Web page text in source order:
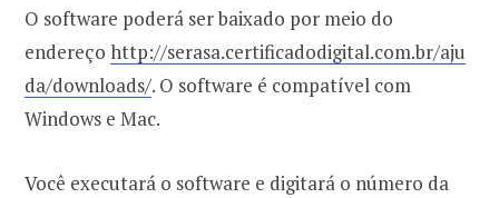
O software poderá ser baixado por meio do
endereço http://serasa.certificadodigital.com.br/aju
da/downloads/. O software é compatível com
Windows e Mac.
Você executará o software e digitará o número da